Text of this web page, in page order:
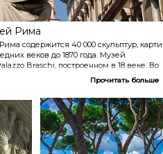
Рима
содержится 40 000 скульптур,
веков до 1870 года. Музей
Braschi, построенном в 18 веке. Во
дворец служил штабом Муссолини,
служил пристанищем для трехсот
Прочитать больше